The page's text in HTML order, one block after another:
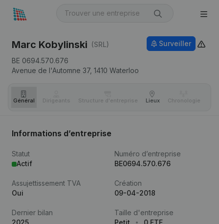
Marc Kobylinski (SRL)
BE 0694.570.676
Avenue de l'Automne 37, 1410 Waterloo
Surveiller
Général Dirigeants Structure d'entreprise Lieux Chronologie
Informations d’entreprise
Statut
Actif
Numéro d’entreprise
BE0694.570.676
Assujettissement TVA
Oui
Création
09-04-2018
Dernier bilan
2025
Taille d'entreprise
Petit
0 FTE